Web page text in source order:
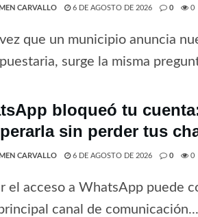
CARVALLO 6 DE AGOSTO DE 2026 0 0
que un municipio anuncia
surge la misma
bloqueó tu
sin perder tus
CARVALLO 6 DE AGOSTO DE 2026 0 0
el acceso a WhatsApp puede
canal de comunicación...